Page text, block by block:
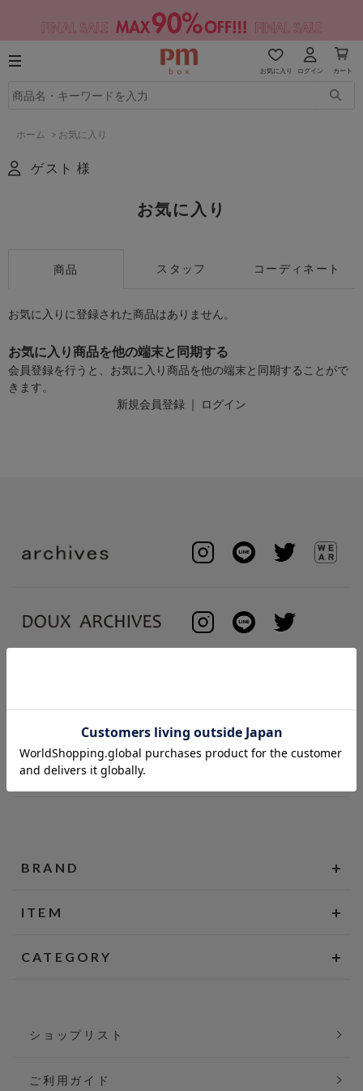
お気に入り ログイン カート
ホーム > お気に入り
ゲスト 様
お気に入り
商品 スタッフ コーディネート
お気に入りに登録された商品はありません。
お気に入り商品を他の端末と同期する
会員登録を行うと、お気に入り商品を他の端末と同期することがで
きます。
新規会員登録 ｜ ログイン
BRAND
ITEM
CATEGORY
ショップリスト
ご利用ガイド